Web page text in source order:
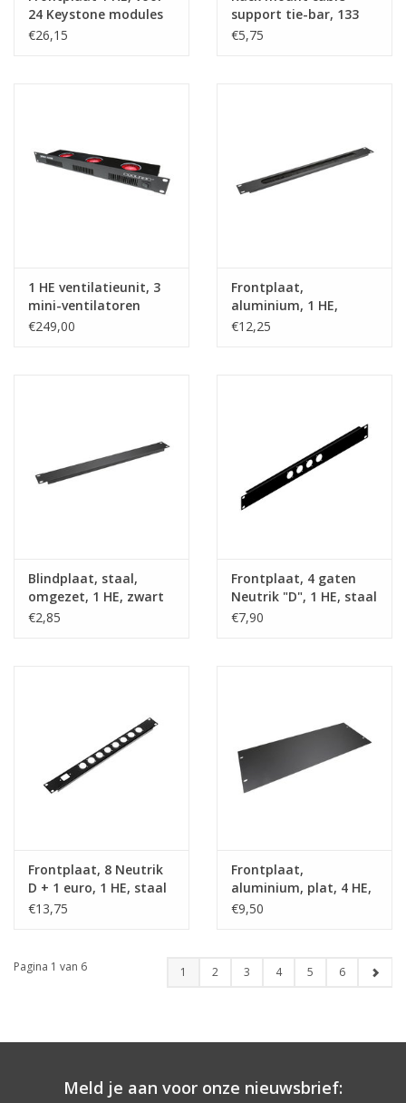
24 Keystone modules
€26,15
support tie-bar, 133
mm
€5,75
1 HE ventilatieunit, 3
mini-ventilatoren
€249,00
Frontplaat,
aluminium, 1 HE,
kabeldoorvoer
€12,25
Blindplaat, staal,
omgezet, 1 HE, zwart
€2,85
Frontplaat, 4 gaten
Neutrik "D", 1 HE, staal
€7,90
Frontplaat, 8 Neutrik
D + 1 euro, 1 HE, staal
€13,75
Frontplaat,
aluminium, plat, 4 HE,
zwart
€9,50
Pagina 1 van 6 1 2 3 4 5 6
Meld je aan voor onze nieuwsbrief: